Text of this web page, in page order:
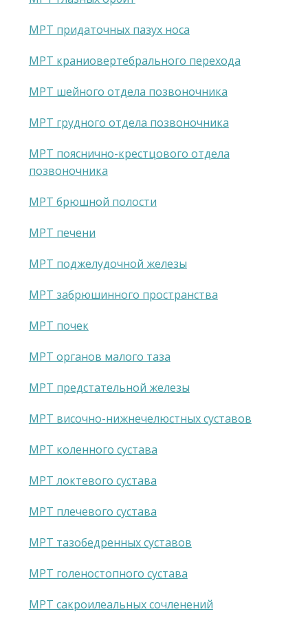
МРТ придаточных пазух носа
МРТ краниовертебрального перехода
МРТ шейного отдела позвоночника
МРТ грудного отдела позвоночника
МРТ пояснично-крестцового отдела
позвоночника
МРТ брюшной полости
МРТ печени
МРТ поджелудочной железы
МРТ забрюшинного пространства
МРТ почек
МРТ органов малого таза
МРТ предстательной железы
МРТ височно-нижнечелюстных суставов
МРТ коленного сустава
МРТ локтевого сустава
МРТ плечевого сустава
МРТ тазобедренных суставов
МРТ голеностопного сустава
МРТ сакроилеальных сочленений